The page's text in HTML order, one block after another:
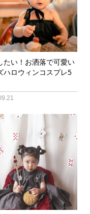
たい！お洒落で可愛い
ハロウィンコスプレ5